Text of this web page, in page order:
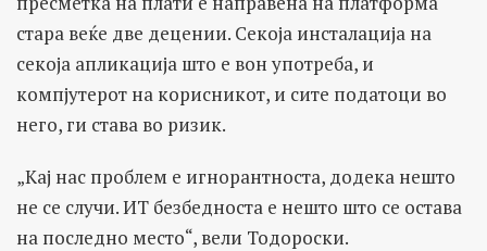
стара веќе две децении. Секоја инсталација на
секоја апликација што е вон употреба, и
компјутерот на корисникот, и сите податоци во
него, ги става во ризик.
„Кај нас проблем е игнoрантнoста, додека нешто
не се случи. ИТ безбедноста е нешто што се остава
на последно место“, вели Тодороски.